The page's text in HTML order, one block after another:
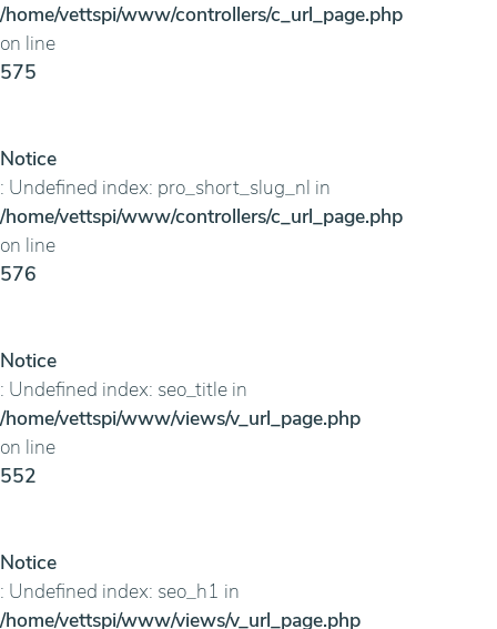
/home/vettspi/www/controllers/c_url_page.php
on line
575
Notice
: Undefined index: pro_short_slug_nl in
/home/vettspi/www/controllers/c_url_page.php
on line
576
Notice
: Undefined index: seo_title in
/home/vettspi/www/views/v_url_page.php
on line
552
Notice
: Undefined index: seo_h1 in
/home/vettspi/www/views/v_url_page.php